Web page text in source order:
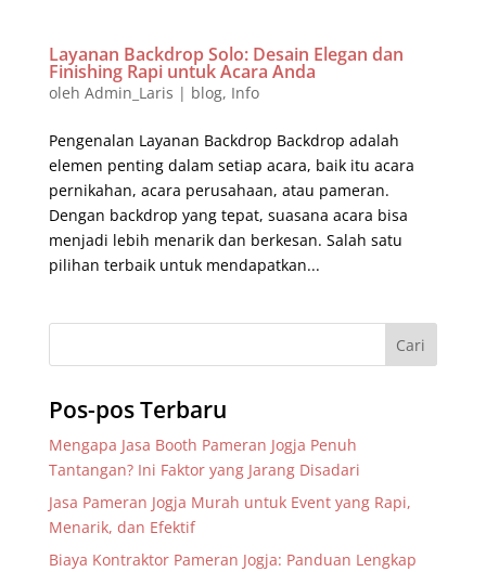
Layanan Backdrop Solo: Desain Elegan dan
Finishing Rapi untuk Acara Anda
oleh Admin_Laris | blog, Info
Pengenalan Layanan Backdrop Backdrop adalah
elemen penting dalam setiap acara, baik itu acara
pernikahan, acara perusahaan, atau pameran.
Dengan backdrop yang tepat, suasana acara bisa
menjadi lebih menarik dan berkesan. Salah satu
pilihan terbaik untuk mendapatkan...
Pos-pos Terbaru
Mengapa Jasa Booth Pameran Jogja Penuh
Tantangan? Ini Faktor yang Jarang Disadari
Jasa Pameran Jogja Murah untuk Event yang Rapi,
Menarik, dan Efektif
Biaya Kontraktor Pameran Jogja: Panduan Lengkap